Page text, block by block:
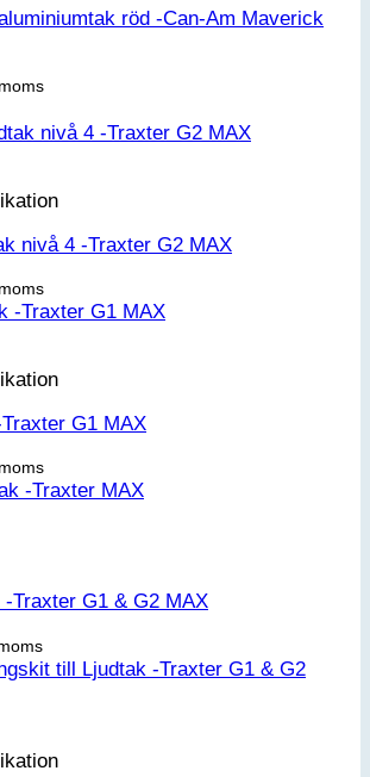
röd -Can-Am Maverick
nivå 4 -Traxter G2 MAX
G1 MAX
Traxter G1 & G2 MAX